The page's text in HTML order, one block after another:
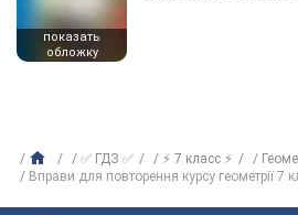
показать
обложку
✅ ГДЗ ✅ ⚡ 7 класс ⚡
Вправи для повторення курсу геометрії 7